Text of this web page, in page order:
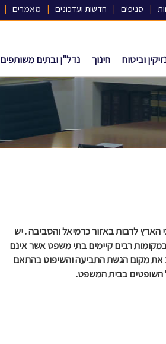
| סניפים | חדשות ועדכונים | מאמרים |
וביטוח חינוך נדל"ן ובתים משותפים
הארץ לרבות באזור כרמיאל והסביבה . יש
רבים קיימים בתי משפט אשר אינם
את מקום הגשת התביעה והשיפוט בהתאם
השופטים בבית המשפט.